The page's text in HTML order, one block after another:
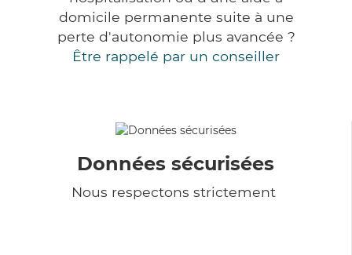
domicile permanente suite à une
perte d'autonomie plus avancée ?
Être rappelé par un conseiller
Données sécurisées
Nous respectons strictement